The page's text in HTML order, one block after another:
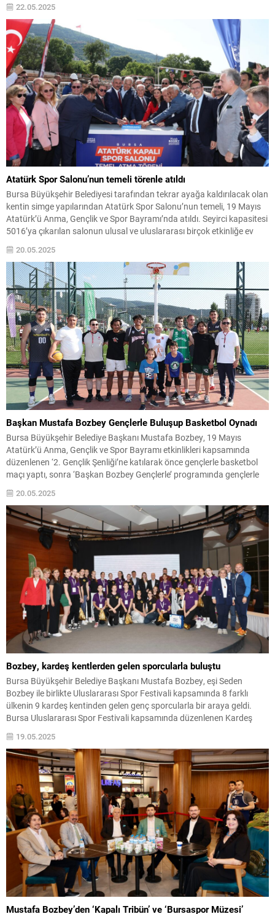
Büyükşehir Belediyesi, kente modern bir spor tesisi daha kazandırıyor.
Yunuseli Mahallesi’ne kazandırılacak olan tesis, 3...
22.05.2025
Atatürk Spor Salonu’nun temeli törenle atıldı
Bursa Büyükşehir Belediyesi tarafından tekrar ayağa kaldırılacak olan
kentin simge yapılarından Atatürk Spor Salonu’nun temeli, 19 Mayıs
Atatürk’ü Anma, Gençlik ve Spor Bayramı’nda atıldı. Seyirci kapasitesi
5016’ya çıkarılan salonun ulusal ve uluslararası birçok etkinliğe ev
sahipliği yapacağını söyleyen Başkan Mustafa Bozbey, “Yeni spor
salonumuz; gençlerin düşlerini yeşertecek, yeteneklerini geliştirecek,
dostluklar...
20.05.2025
Başkan Mustafa Bozbey Gençlerle Buluşup Basketbol Oynadı
Bursa Büyükşehir Belediye Başkanı Mustafa Bozbey, 19 Mayıs
Atatürk’ü Anma, Gençlik ve Spor Bayramı etkinlikleri kapsamında
düzenlenen ‘2. Gençlik Şenliği’ne katılarak önce gençlerle basketbol
maçı yaptı, sonra ‘Başkan Bozbey Gençlerle’ programında gençlerle
buluşarak talep ve önerilerini dinledi. Bursa Büyükşehir Belediyesi
tarafından 19 Mayıs Atatürk’ü Anma, Gençlik ve Spor Bayramı
kutlamaları...
20.05.2025
Bozbey, kardeş kentlerden gelen sporcularla buluştu
Bursa Büyükşehir Belediye Başkanı Mustafa Bozbey, eşi Seden
Bozbey ile birlikte Uluslararası Spor Festivali kapsamında 8 farklı
ülkenin 9 kardeş kentinden gelen genç sporcularla bir araya geldi.
Bursa Uluslararası Spor Festivali kapsamında düzenlenen Kardeş
Kosova’nın Priştina, Finlandiya’nın Oulu, Moldova’nın Çadır Lunga,
Ukrayna’nın...
19.05.2025
Mustafa Bozbey’den ‘Kapalı Tribün’ ve ‘Bursaspor Müzesi’